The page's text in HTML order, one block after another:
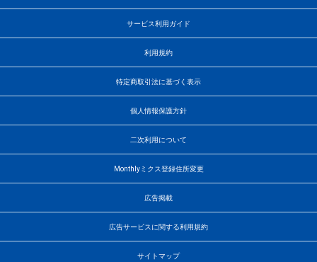
サービス利用ガイド
利用規約
特定商取引法に基づく表示
個人情報保護方針
二次利用について
Monthlyミクス登録住所変更
広告掲載
広告サービスに関する利用規約
サイトマップ